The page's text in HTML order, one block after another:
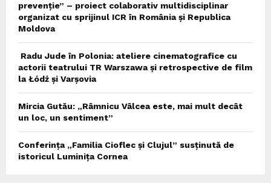
prevenție” – proiect colaborativ multidisciplinar
organizat cu sprijinul ICR în România și Republica
Moldova
Radu Jude în Polonia: ateliere cinematografice cu
actorii teatrului TR Warszawa și retrospective de film
la Łódź și Varșovia
Mircia Gutău: „Râmnicu Vâlcea este, mai mult decât
un loc, un sentiment”
Conferința „Familia Cioflec și Clujul” susținută de
istoricul Luminița Cornea